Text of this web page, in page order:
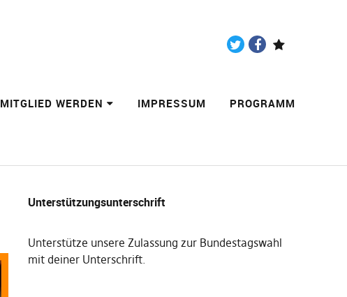
MITGLIED WERDEN IMPRESSUM PROGRAMM
Unterstützungsunterschrift
Unterstütze unsere Zulassung zur Bundestagswahl
mit deiner Unterschrift.